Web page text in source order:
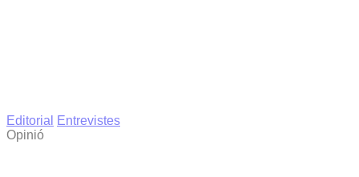
Editorial
Entrevistes
Opinió